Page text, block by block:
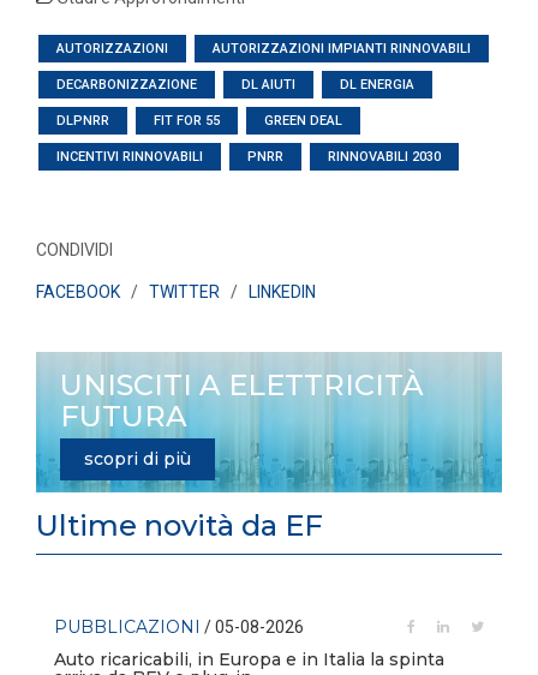
AUTORIZZAZIONI AUTORIZZAZIONI IMPIANTI RINNOVABILI
DECARBONIZZAZIONE DL AIUTI DL ENERGIA
DLPNRR FIT FOR 55 GREEN DEAL
INCENTIVI RINNOVABILI PNRR RINNOVABILI 2030
CONDIVIDI
FACEBOOK / TWITTER / LINKEDIN
UNISCITI A ELETTRICITÀ
FUTURA
scopri di più
Ultime novità da EF
PUBBLICAZIONI / 05-08-2026
Auto ricaricabili, in Europa e in Italia la spinta